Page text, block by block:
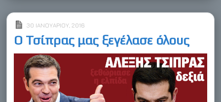
30 ΙΑΝΟΥΑΡΊΟΥ, 2016
Ο Τσίπρας μας ξεγέλασε όλους